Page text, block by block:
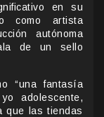
en su
como artista
autónoma
de un sello
“una fantasía
adolescente,
que las tiendas